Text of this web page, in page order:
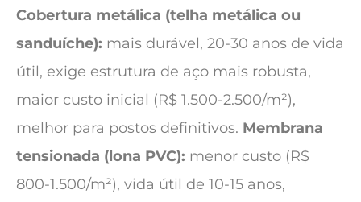
Cobertura metálica (telha metálica ou
sanduíche): mais durável, 20-30 anos de vida
útil, exige estrutura de aço mais robusta,
maior custo inicial (R$ 1.500-2.500/m²),
melhor para postos definitivos. Membrana
tensionada (lona PVC): menor custo (R$
800-1.500/m²), vida útil de 10-15 anos,